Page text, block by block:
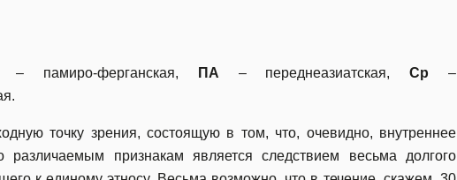
– памиро-ферганская, ПА – переднеазиатская,Ср –
точку зрения, состоящую в том, что, очевидно, внутреннее
признакам является следствием весьма долгого